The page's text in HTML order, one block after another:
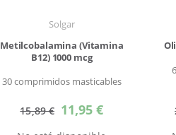
Solgar
Metilcobalamina (Vitamina
B12) 1000 mcg
30 comprimidos masticables
15,89 € Precio
especial
11,95 €